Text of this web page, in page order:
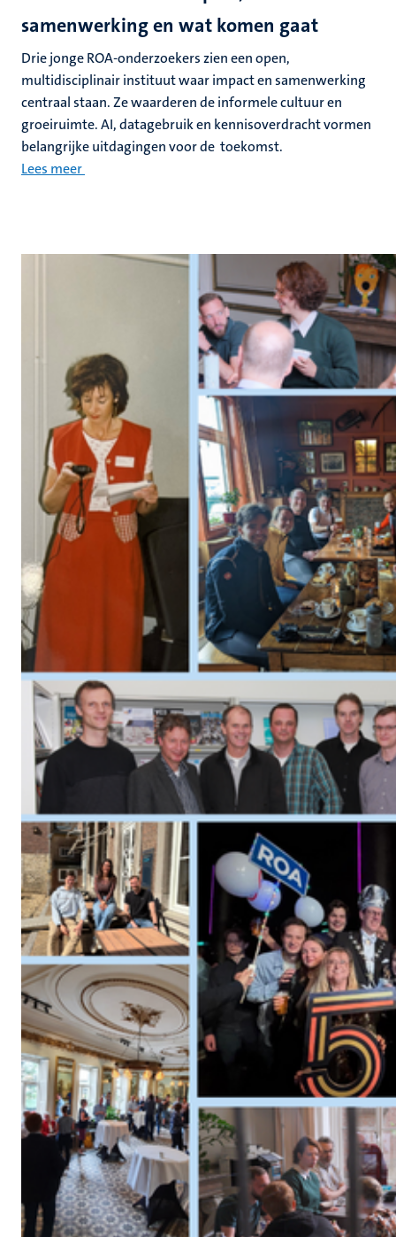
samenwerking en wat komen gaat
Drie jonge ROA-onderzoekers zien een open,
multidisciplinair instituut waar impact en samenwerking
centraal staan. Ze waarderen de informele cultuur en
groeiruimte. AI, datagebruik en kennisoverdracht vormen
belangrijke uitdagingen voor de toekomst.
Lees meer